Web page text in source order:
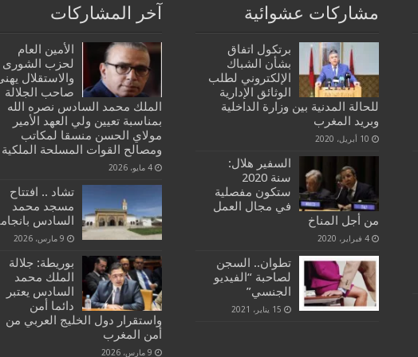
مشاركات عشوائية
برتكول اتفاق
بشأن الشباك
الإلكتروني لطلب
الوثائق الإدارية
للحالة المدنية بين وزارة الداخلية
وبريد المغرب
10 أبريل، 2020
السفير هلال:
سنة 2020
ستكون مفصلية
في مجال العمل
من أجل المناخ
4 فبراير، 2020
تطوان.. السجن
لصاحبة “الفيديو
الجنسي”
15 يناير، 2021
آخر المشاركات
الأمين العام
لحزب الشورى
والاستقلال
صاحب الجلالة
الملك محمد السادس نصره الله
بمناسبة تعيين ولي العهد الأمير
مولاي الحسن منسقا لمكاتب
ومصالح القوات المسلحة الملكية
4 مايو، 2026
تشاد .. افتتاح
مسجد محمد
السادس
9 مارس، 2026
بوريطة: جلالة
الملك محمد
السادس يعتبر
دائما أمن
واستقرار دول الخليج العربي من
أمن المغرب
9 مارس، 2026